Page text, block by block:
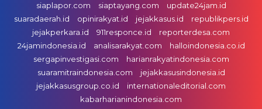
siaplapor.com
siaptayang.com
update24jam.id
suaradaerah.id
opinirakyat.id jejakkasus.id
republikpers.id
jejakperkara.id
911responce.id
reporterdesa.com
24jamindonesia.id
analisarakyat.com
halloindonesia.co.id
sergapinvestigasi.com
harianrakyatindonesia.com
suaramitraindonesia.com
jejakkasusindonesia.id
jejakkasusgroup.co.id
internationaleditorial.com
kabarharianindonesia.com